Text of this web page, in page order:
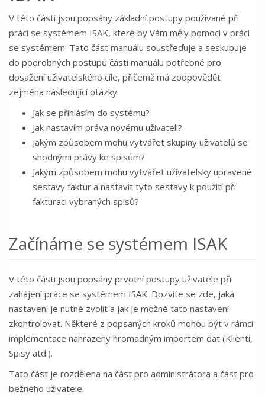
V této části jsou popsány základní postupy používané při
práci se systémem ISAK, které by Vám měly pomoci v práci
se systémem. Tato část manuálu soustřeďuje a seskupuje
do podrobných postupů části manuálu potřebné pro
dosažení uživatelského cíle, přičemž má zodpovědět
zejména následující otázky:
Jak se přihlásím do systému?
Jak nastavím práva novému uživateli?
Jakým způsobem mohu vytvářet skupiny uživatelů se
shodnými právy ke spisům?
Jakým způsobem mohu vytvářet uživatelsky upravené
sestavy faktur a nastavit tyto sestavy k použití při
fakturaci vybraných spisů?
Začínáme se systémem ISAK
V této části jsou popsány prvotní postupy uživatele při
zahájení práce se systémem ISAK. Dozvíte se zde, jaká
nastavení je nutné zvolit a jak je možné tato nastavení
zkontrolovat. Některé z popsaných kroků mohou být v rámci
implementace nahrazeny hromadným importem dat (Klienti,
Spisy atd.).
Tato část je rozdělena na část pro administrátora a část pro
bežného uživatele.